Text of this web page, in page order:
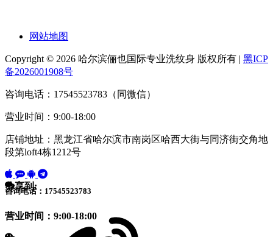
网站地图
Copyright © 2026 哈尔滨俪也国际专业洗纹身 版权所有 | 黑ICP
备2026001908号
咨询电话：17545523783（同微信）
营业时间：9:00-18:00
店铺地址：黑龙江省哈尔滨市南岗区哈西大街与同济街交角地
段第loft4栋1212号
咨询电话：17545523783
营业时间：9:00-18:00
分享到: